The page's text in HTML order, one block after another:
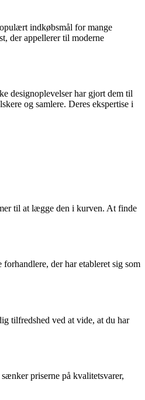
indkøbsmål for mange
der appellerer til moderne
designoplevelser har gjort dem til
og samlere. Deres ekspertise i
til at lægge den i kurven. At finde
der har etableret sig som
tilfredshed ved at vide, at du har
priserne på kvalitetsvarer,